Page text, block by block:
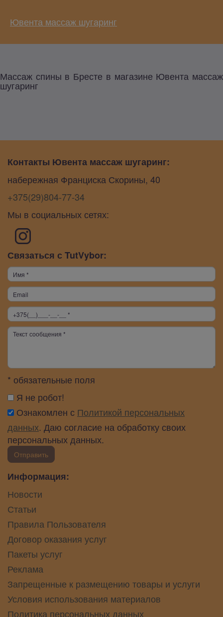
Ювента массаж шугаринг
Массаж спины в Бресте в магазине Ювента массаж
шугаринг
Контакты Ювента массаж шугаринг:
набережная Франциска Скорины, 40
+375(29)804-77-34
Мы в социальных сетях:
Связаться с TutVybor:
* обязательные поля
Я не робот!
Ознакомлен с Политикой персональных
данных. Даю согласие на обработку своих
персональных данных.
Отправить
Информация:
Новости
Статьи
Правила Пользователя
Договор оказания услуг
Пакеты услуг
Реклама
Запрещенные к размещению товары и услуги
Условия использования материалов
Политика персональных данных